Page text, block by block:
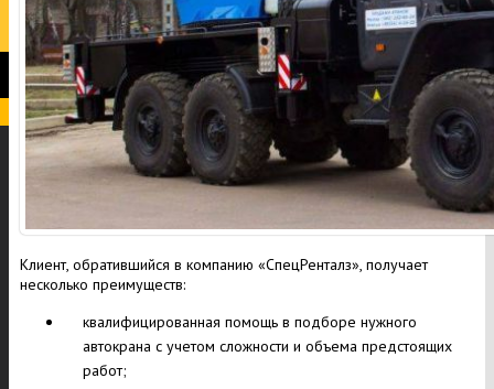
Клиент, обратившийся в компанию «СпецРенталз», получает
несколько преимуществ:
квалифицированная помощь в подборе нужного
автокрана с учетом сложности и объема предстоящих
работ;